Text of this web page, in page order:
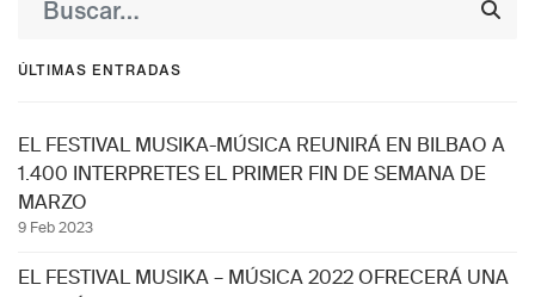
ÚLTIMAS ENTRADAS
EL FESTIVAL MUSIKA-MÚSICA REUNIRÁ EN BILBAO A
1.400 INTERPRETES EL PRIMER FIN DE SEMANA DE
MARZO
9 Feb 2023
EL FESTIVAL MUSIKA – MÚSICA 2022 OFRECERÁ UNA